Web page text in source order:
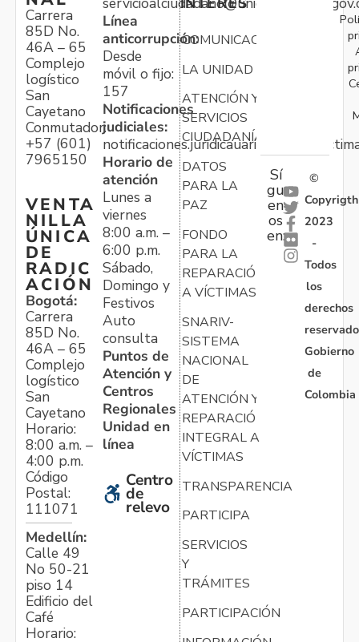
Carrera
85D No.
46A – 65
Complejo
logístico
San
Cayetano
Conmutador:
+57 (601)
7965150
VENTA
NILLA
ÚNICA
DE
RADIC
ACIÓN
Bogotá:
Carrera
85D No.
46A – 65
Complejo
logístico
San
Cayetano
Horario:
8:00 a.m. –
4:00 p.m.
Código
Postal:
111071
Medellín:
Calle 49
No 50-21
piso 14
Edificio del
Café
Horario:
Línea
anticorrupción:
Desde
móvil o fijo:
157
Notificaciones
judiciales:
Horario de
atención
Lunes a
viernes
8:00 a.m. –
6:00 p.m.
Sábado,
Domingo y
Festivos
Auto
consulta
Puntos de
Atención y
Centros
Regionales
Unidad en
línea
Centro
de
relevo
COMUNICACIONES
LA UNIDAD
ATENCIÓN Y
SERVICIOS
CIUDADANÍA
DATOS
PARA LA
PAZ
FONDO
PARA LA
REPARACIÓN
A VÍCTIMAS
SNARIV-
SISTEMA
NACIONAL
DE
ATENCIÓN Y
REPARACIÓN
INTEGRAL A
VÍCTIMAS
TRANSPARENCIA
PARTICIPA
SERVICIOS
Y
TRÁMITES
PARTICIPACIÓN
Sí
gu
en
os
en:
©
Copyrigth
2023
-
Todos
los
derechos
Gobierno
de
Colombia